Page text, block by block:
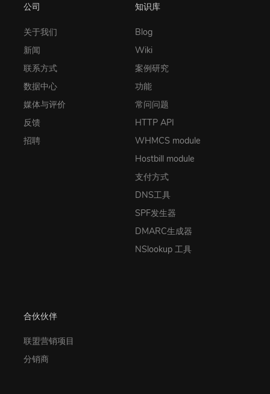
公司
关于我们
新闻
联系方式
数据中心
媒体与评价
反馈
招聘
知识库
Blog
Wiki
案例研究
功能
常问问题
HTTP API
WHMCS module
Hostbill module
支付方式
DNS工具
SPF发生器
DMARC生成器
NSlookup 工具
合伙伙伴
联盟营销项目
分销商